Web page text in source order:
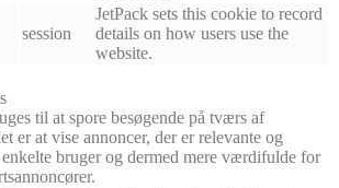
session
JetPack sets this cookie to record
details on how users use the
website.
til at spore besøgende på tværs af
er at vise annoncer, der er relevante og
bruger og dermed mere værdifulde for